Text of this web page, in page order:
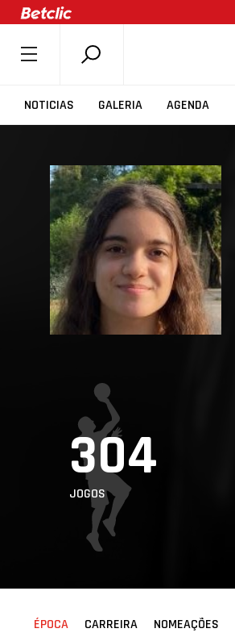
NOTICIAS GALERIA AGENDA
SOBRE A FPB
DOCUMENTOS
COMPETIÇÕES
ASSOCIAÇÕES
CLUBES
AGENTES
AGENDA
SELEÇÕES
ÁREA TÉCNICA
PROJETOS
304
JOGOS
ÉPOCA CARREIRA NOMEAÇÕES